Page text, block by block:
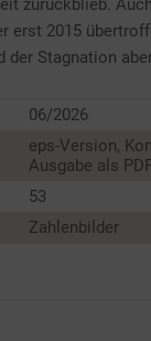
zurückblieb.
erst 2015
der Stagnation
06/2026
eps-Version,
Ausgabe als
53
Zahlenbilder